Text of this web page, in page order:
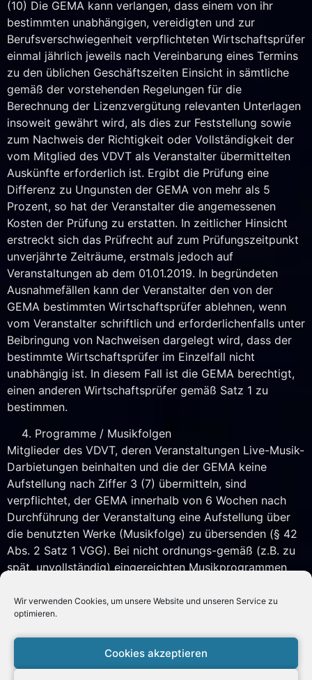
Wir verwenden Cookies, um unsere Website und unseren Service zu
optimieren.
Cookies akzeptieren
(10) Die GEMA kann verlangen, dass einem von ihr
bestimmten unabhängigen, vereidigten und zur
Berufsverschwiegenheit verpflichteten Wirtschaftsprüfer
einmal jährlich jeweils nach Vereinbarung eines Termins
zu den üblichen Geschäftszeiten Einsicht in sämtliche
gemäß der vorstehenden Regelungen für die
Berechnung der Lizenzvergütung relevanten Unterlagen
insoweit gewährt wird, als dies zur Feststellung sowie
zum Nachweis der Richtigkeit oder Vollständigkeit der
vom Mitglied des VDVT als Veranstalter übermittelten
Auskünfte erforderlich ist. Ergibt die Prüfung eine
Differenz zu Ungunsten der GEMA von mehr als 5
Prozent, so hat der Veranstalter die angemessenen
Kosten der Prüfung zu erstatten. In zeitlicher Hinsicht
erstreckt sich das Prüfrecht auf zum Prüfungszeitpunkt
unverjährte Zeiträume, erstmals jedoch auf
Veranstaltungen ab dem 01.01.2019. In begründeten
Ausnahmefällen kann der Veranstalter den von der
GEMA bestimmten Wirtschaftsprüfer ablehnen, wenn
vom Veranstalter schriftlich und erforderlichenfalls unter
Beibringung von Nachweisen dargelegt wird, dass der
bestimmte Wirtschaftsprüfer im Einzelfall nicht
unabhängig ist. In diesem Fall ist die GEMA berechtigt,
einen anderen Wirtschaftsprüfer gemäß Satz 1 zu
bestimmen.
Programme / Musikfolgen
Mitglieder des VDVT, deren Veranstaltungen Live-Musik-
Darbietungen beinhalten und die der GEMA keine
Aufstellung nach Ziffer 3 (7) übermitteln, sind
verpflichtet, der GEMA innerhalb von 6 Wochen nach
Durchführung der Veranstaltung eine Aufstellung über
die benutzten Werke (Musikfolge) zu übersenden (§ 42
Abs. 2 Satz 1 VGG). Bei nicht ordnungs-gemäß (z.B. zu
spät, unvollständig) eingereichten Musikprogrammen
(…)